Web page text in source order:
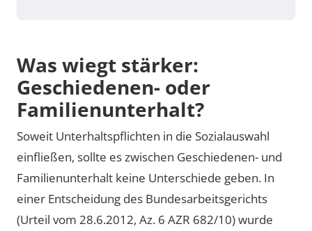
Was wiegt stärker:
Geschiedenen- oder
Familienunterhalt?
Soweit Unterhaltspflichten in die Sozialauswahl
einfließen, sollte es zwischen Geschiedenen- und
Familienunterhalt keine Unterschiede geben. In
einer Entscheidung des Bundesarbeitsgerichts
(Urteil vom 28.6.2012, Az. 6 AZR 682/10) wurde